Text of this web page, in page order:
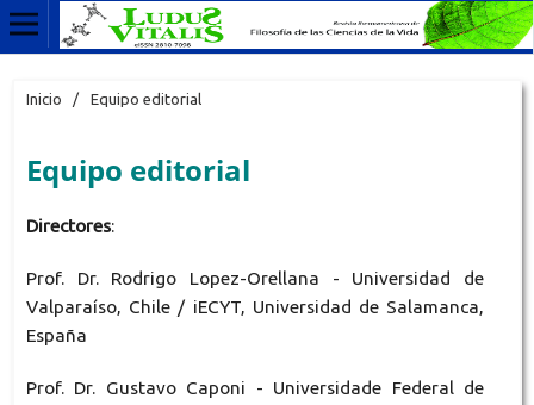
Inicio / Equipo editorial
Equipo editorial
Directores:
Prof. Dr. Rodrigo Lopez-Orellana - Universidad de
Valparaíso, Chile / iECYT, Universidad de Salamanca,
España
Prof. Dr. Gustavo Caponi - Universidade Federal de